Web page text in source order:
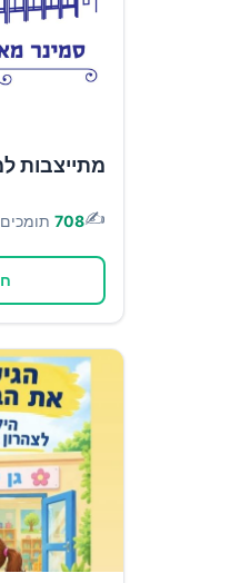
מתייצבות
✍️
708 תומכים